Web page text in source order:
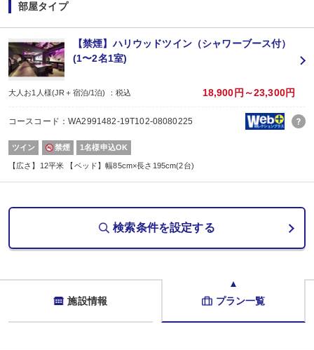
部屋タイプ
【禁煙】ハリウッドツイン（シャワーブース付）
(1〜2名1室)
大人お1人様(JR＋宿泊/1泊) ：税込 18,900円～23,300円
コースコード：WA2991482-19T102-08080225
ツイン 禁煙 1名様申込OK
【広さ】12平米 【ベッド】幅85cm×長さ195cm(2台)
検索条件を設定する
施設情報 プラン一覧